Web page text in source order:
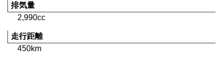
排気量
2,990cc
走行距離
450km